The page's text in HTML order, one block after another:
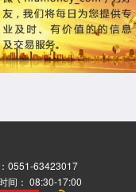
0551-63423017
间： 08:30-17:00